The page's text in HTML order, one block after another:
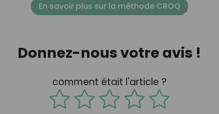
En savoir plus sur la méthode CROQ
Donnez-nous votre avis !
comment était l'article ?